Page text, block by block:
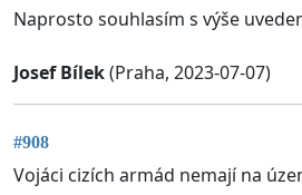
Naprosto souhlasím s výše
Josef Bílek(Praha, 2023-07-07)
#908
Vojáci cizích armád nemají na